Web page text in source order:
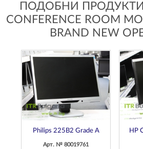
ПОДОБНИ ПРОДУКТИ
CONFERENCE ROOM
BRAND NEW
Philips 225B2 Grade A
Арт. № 80019761
HP